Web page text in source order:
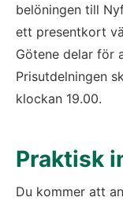
belöningen till
ett presentkort
Götene delar för
Prisutdelningen
klockan 19.00.
Praktisk
Du kommer att